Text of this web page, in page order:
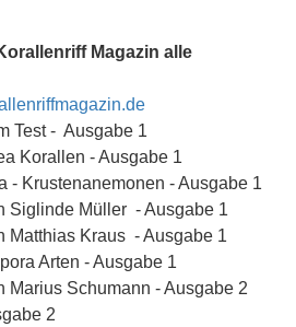
Magazin alle
Test - Ausgabe 1
Korallen - Ausgabe 1
- Krustenanemonen - Ausgabe 1
Siglinde Müller - Ausgabe 1
Matthias Kraus - Ausgabe 1
Arten - Ausgabe 1
Marius Schumann - Ausgabe 2
2